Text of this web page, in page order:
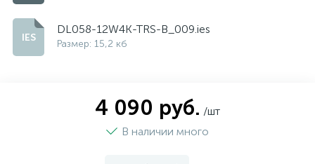
DL058-12W4K-TRS-B_009.ies
Размер: 15,2 кб
4 090 руб. /шт
В наличии много